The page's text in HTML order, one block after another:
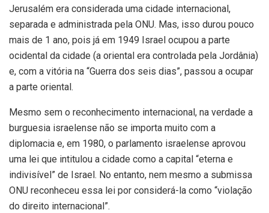
Jerusalém era considerada uma cidade internacional,
separada e administrada pela ONU. Mas, isso durou pouco
mais de 1 ano, pois já em 1949 Israel ocupou a parte
ocidental da cidade (a oriental era controlada pela Jordânia)
e, com a vitória na “Guerra dos seis dias”, passou a ocupar
a parte oriental.
Mesmo sem o reconhecimento internacional, na verdade a
burguesia israelense não se importa muito com a
diplomacia e, em 1980, o parlamento israelense aprovou
uma lei que intitulou a cidade como a capital “eterna e
indivisível” de Israel. No entanto, nem mesmo a submissa
ONU reconheceu essa lei por considerá-la como “violação
do direito internacional”.